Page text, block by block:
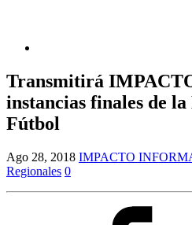
Transmitirá
instancias finales de
Fútbol
Ago 28, 2018 IMPACTO
Regionales 0